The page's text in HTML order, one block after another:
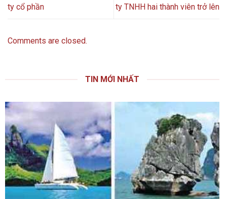
ty cổ phần
ty TNHH hai thành viên trở lên
Comments are closed.
TIN MỚI NHẤT